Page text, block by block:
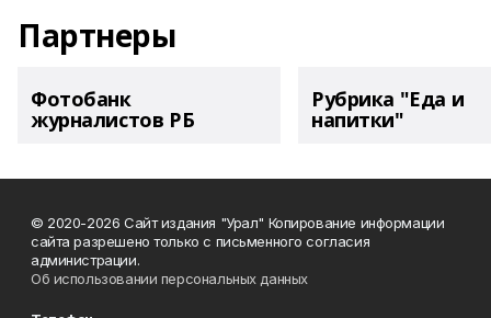
Партнеры
Фотобанк
журналистов РБ
Рубрика "Еда и
напитки"
© 2020-2026 Сайт издания "Урал" Копирование информации
сайта разрешено только с письменного согласия
администрации.
Об использовании персональных данных